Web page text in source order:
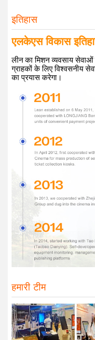
इतिहास
एलकेएस विकास
लीन का मिशन व्यवसाय
ग्राहकों के लिए विश्वसनीय
का प्रयास करेगा।
हमारी टीम